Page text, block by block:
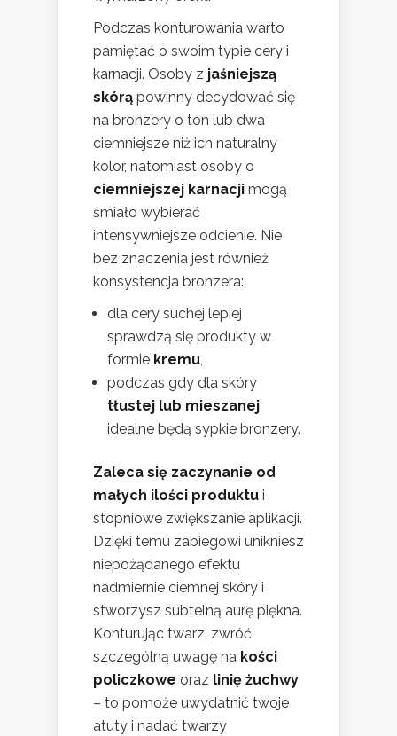
Podczas konturowania warto
pamiętać o swoim typie cery i
karnacji. Osoby z jaśniejszą
skórą powinny decydować się
na bronzery o ton lub dwa
ciemniejsze niż ich naturalny
kolor, natomiast osoby o
ciemniejszej karnacji mogą
śmiało wybierać
intensywniejsze odcienie. Nie
bez znaczenia jest również
konsystencja bronzera:
dla cery suchej lepiej
sprawdzą się produkty w
formie kremu,
podczas gdy dla skóry
tłustej lub mieszanej
idealne będą sypkie bronzery.
Zaleca się zaczynanie od
małych ilości produktu i
stopniowe zwiększanie aplikacji.
Dzięki temu zabiegowi unikniesz
niepożądanego efektu
nadmiernie ciemnej skóry i
stworzysz subtelną aurę piękna.
Konturując twarz, zwróć
szczególną uwagę na kości
policzkowe oraz linię żuchwy
– to pomoże uwydatnić twoje
atuty i nadać twarzy